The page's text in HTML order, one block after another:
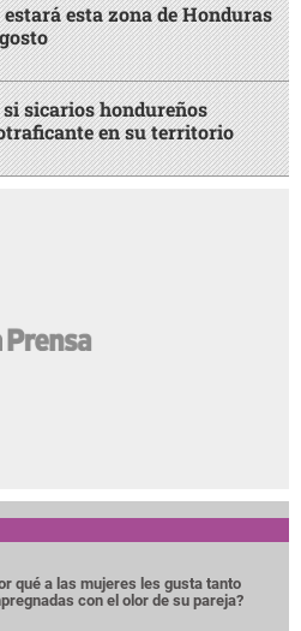
esta zona de Honduras
sicarios hondureños
en su territorio
qué a las mujeres les gusta tanto
con el olor de su pareja?